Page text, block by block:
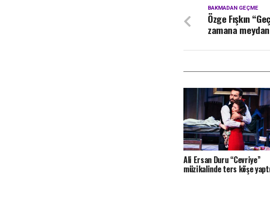
BAKMADAN GEÇME
Özge Fışkın
zamana
Ali Ersan Duru “Cevriye”
müzikalinde ters köşe